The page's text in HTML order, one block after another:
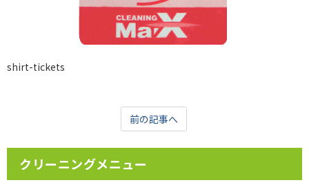
shirt-tickets
前の記事へ
クリーニングメニュー